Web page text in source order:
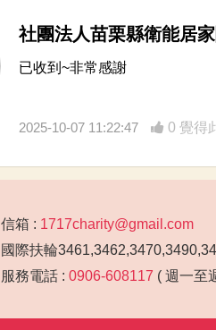
社團法人苗栗縣衛能居
已收到~非常感謝
2025-10-07 11:22:47 0 覺得
信箱 : 1717charity@gmail.com
國際扶輪
服務電話 : 0906-608117 ( 週一至